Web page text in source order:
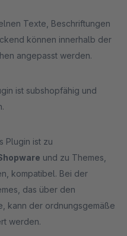
Texte, Beschriftungen
können innerhalb der
angepasst werden.
ist subshopfähig und
Plugin ist zu
und zu Themes,
kompatibel. Bei der
das über den
kann der ordnungsgemäße
werden.